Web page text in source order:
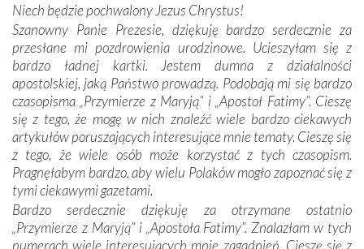
mieliśmy okazję przekonać się, że Maryja swoją opieką
otacza nie tylko nasz naród, lecz wszystkie nacje, które
się Jej ufnie oddają, a także każdą osobę, która zawierza
Jej siebie oraz swych bliskich.
Dzieje Portugalii to również historia wierności Bogu i
odstępstw, także w życiu władców. Trudne momenty w
wymiarze tak osobistym, jak i zbiorowym, przypominają o
konieczności ciągłego zabiegania o własną duszę i o łaskę
Opatrzności. Wierność przynosi pomyślność –
przynajmniej w życiu duchowym. Odstępstwo owocuje
nieszczęściem i śmiercią. Te uniwersalne prawdy
przychodziły na myśl, gdy słuchaliśmy opowieści
Niech będzie pochwalony Jezus Chrystus!
Szanowny Panie Prezesie, dziękuję bardzo serdecznie za
przesłane mi pozdrowienia urodzinowe. Ucieszyłam się z
bardzo ładnej kartki. Jestem dumna z działalności
apostolskiej, jaką Państwo prowadzą. Podobają mi się bardzo
czasopisma „Przymierze z Maryją” i „Apostoł Fatimy”. Cieszę
się z tego, że mogę w nich znaleźć wiele bardzo ciekawych
artykułów poruszających interesujące mnie tematy. Cieszę się
z tego, że wiele osób może korzystać z tych czasopism.
Pragnęłabym bardzo, aby wielu Polaków mogło zapoznać się z
tymi ciekawymi gazetami.
Bardzo serdecznie dziękuję za otrzymane ostatnio
„Przymierze z Maryją” i „Apostoła Fatimy”. Znalazłam w tych
numerach wiele interesujących mnie zagadnień. Cieszę się z